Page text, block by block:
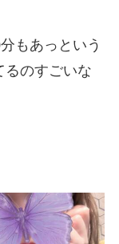
もあっという
るのすごいな